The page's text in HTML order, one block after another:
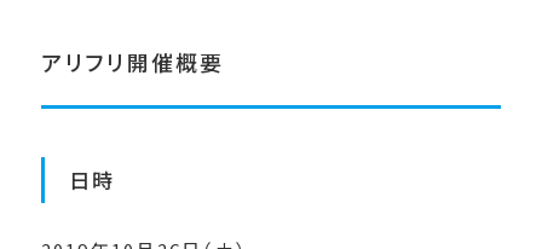
アリフリ開催概要
日時